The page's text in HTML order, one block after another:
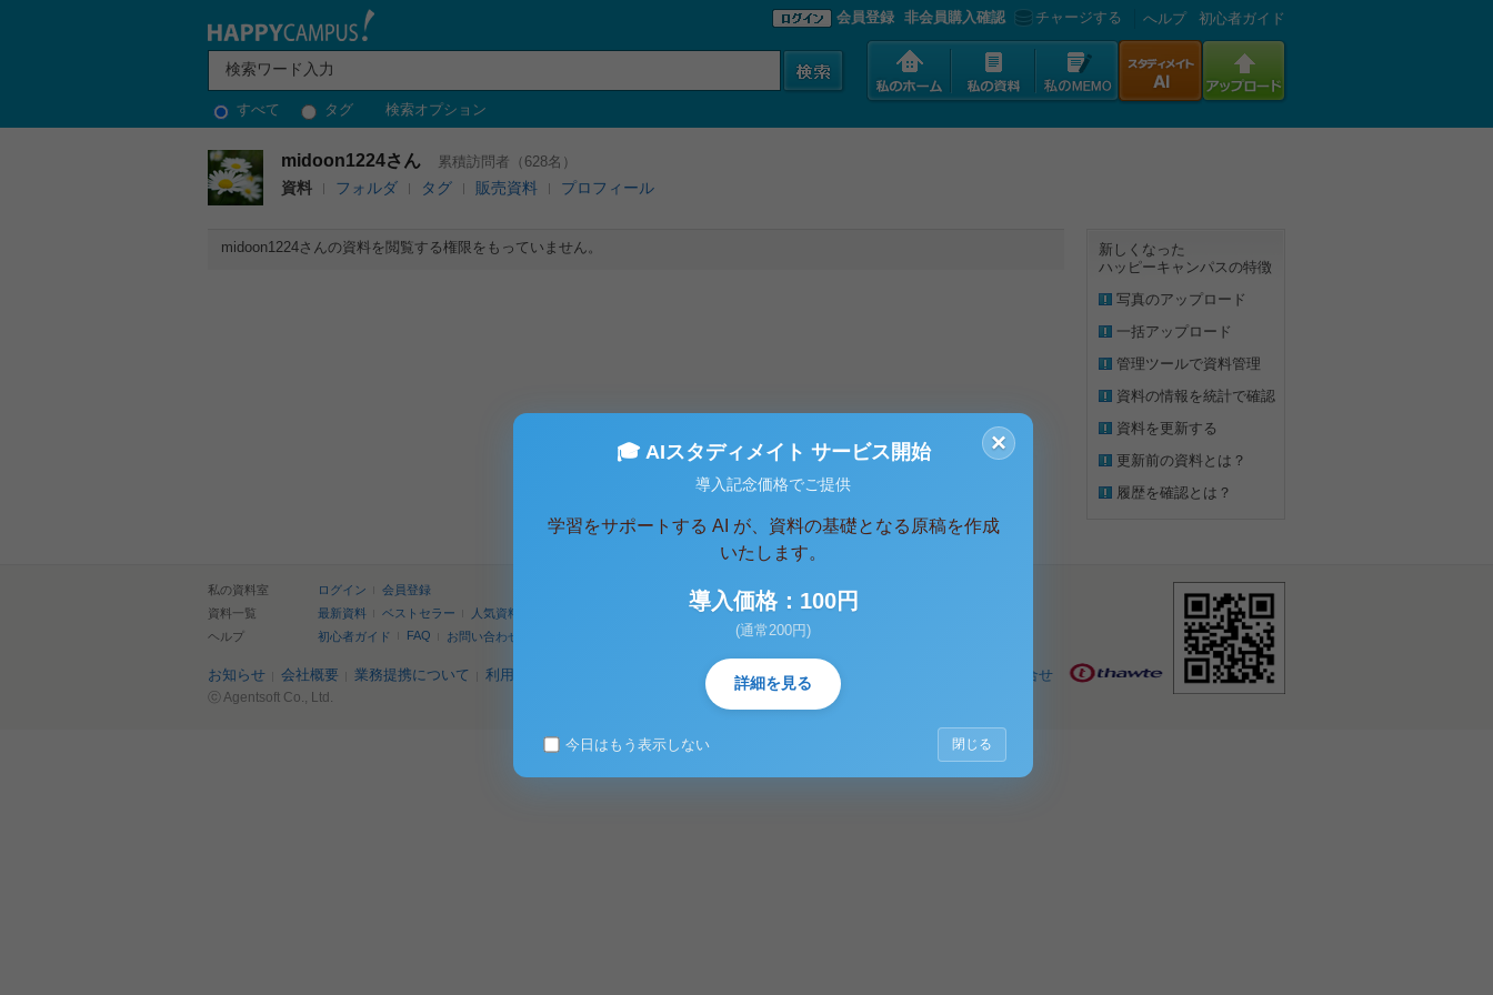
すべて タグ 検索オプション
会員登録 非会員購入確認 チャージする へルプ 初心者ガイド
midoon1224さん 累積訪問者（628名）
資料 フォルダ タグ 販売資料 プロフィール
midoon1224さんの資料を閲覧する権限をもっていません。
新しくなった
ハッピーキャンパスの特徴
写真のアップロード
一括アップロード
管理ツールで資料管理
資料の情報を統計で確認
資料を更新する
更新前の資料とは？
履歴を確認とは？
私の資料室 ログイン
会員登録
資料一覧
最新資料 ベストセラー 人気資料
検索
ヘルプ
初心者ガイド FAQ お問い合わせ
お知らせ 会社概要 業務提携について 利用規約 著作権規定 特定商取引法に基づく表示 お問合せ
ⓒ Agentsoft Co., Ltd.
×
🎓 AIスタディメイト サービス開始
導入記念価格でご提供
学習をサポートする AI が、資料の基礎となる原稿を作成
いたします。
導入価格：100円
(通常200円)
詳細を見る
今日はもう表示しない 閉じる